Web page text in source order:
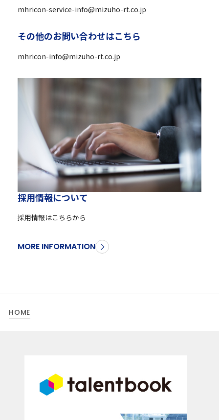
mhricon-service-info@mizuho-rt.co.jp
その他のお問い合わせはこちら
mhricon-info@mizuho-rt.co.jp
採用情報について
採用情報はこちらから
MORE INFORMATION
HOME